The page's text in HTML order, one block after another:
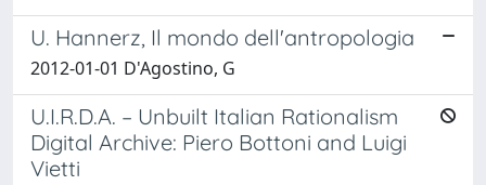
U. Hannerz, Il mondo dell'antropologia
2012-01-01 D'Agostino, G
U.I.R.D.A. – Unbuilt Italian Rationalism
Digital Archive: Piero Bottoni and Luigi
Vietti